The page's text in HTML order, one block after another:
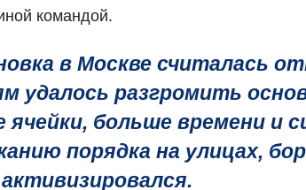
командой.
в Москве считалась
удалось разгромить
ячейки, больше времени и
порядка на улицах,